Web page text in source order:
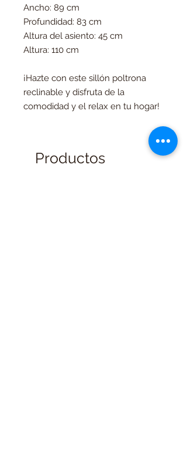
Ancho: 89 cm
Profundidad: 83 cm
Altura del asiento: 45 cm
Altura: 110 cm
¡Hazte con este sillón poltrona
reclinable y disfruta de la
comodidad y el relax en tu hogar!
Productos